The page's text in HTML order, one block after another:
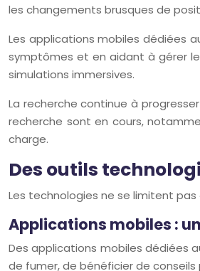
les changements brusques de
Les applications mobiles dédiées
symptômes et en aidant à gérer
simulations immersives.
La recherche continue à
recherche sont en cours,
charge.
Des outils
Les technologies ne se limitent
Applications mobiles :
Des applications mobiles dédiées
de fumer, de bénéficier de